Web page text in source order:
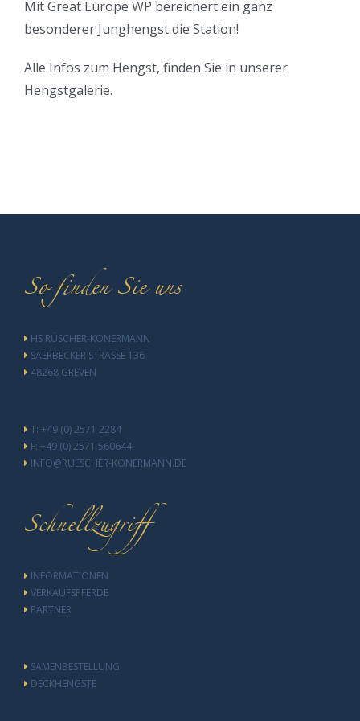
Mit Great Europe WP bereichert ein ganz
besonderer Junghengst die Station!
Alle Infos zum Hengst, finden Sie in unserer
Hengstgalerie.
So finden Sie uns
HS RÜSCHER-KONERMANN
SAERBECKER STRASSE 136
48268 GREVEN
T: +49 (0) 2571 2284
F: +49 (0) 2571 560644
INFO@RUESCHER-KONERMANN.DE
Schnellzugriff
INFORMATIONEN
VERKAUFSPFERDE
PARTNER
SAMENBESTELLUNG
DECKHENGSTE